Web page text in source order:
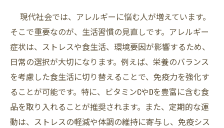
現代社会では、アレルギーに悩む人が増えています。
そこで重要なのが、生活習慣の見直しです。アレルギー
症状は、ストレスや食生活、環境要因が影響するため、
日常の選択が大切になります。例えば、栄養のバランス
を考慮した食生活に切り替えることで、免疫力を強化す
ることが可能です。特に、ビタミンCやDを豊富に含む食
品を取り入れることが推奨されます。また、定期的な運
動は、ストレスの軽減や体調の維持に寄与し、免疫シス